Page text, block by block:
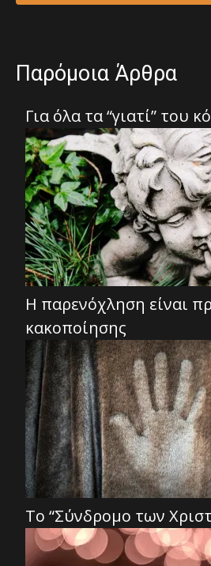
Παρόμοια Άρθρα
Για όλα τα “γιατί” του
Η παρενόχληση είναι
κακοποίησης
Το “Σύνδρομο των